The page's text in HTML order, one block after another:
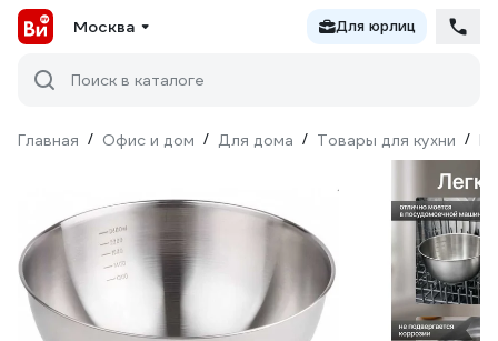
Москва Для юрлиц
Поиск в каталоге
Главная / Офис и дом / Для дома / Товары для кухни /